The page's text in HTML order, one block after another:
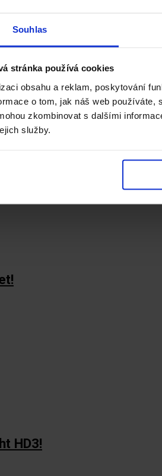
Souhlas
stránka používá cookies
obsahu a reklam, poskytování
o tom, jak náš web
zkombinovat s dalšími
služby.
HD3!